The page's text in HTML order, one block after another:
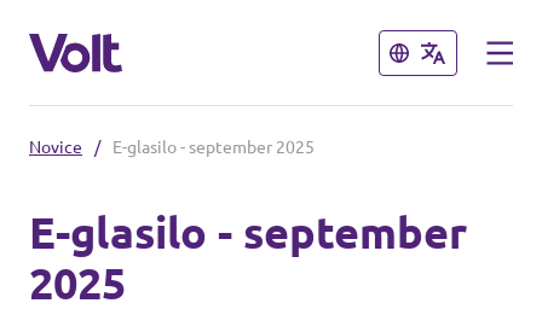
Zapri
Zapri
Program
Novice / E-glasilo - september 2025
E-glasilo - september
2025